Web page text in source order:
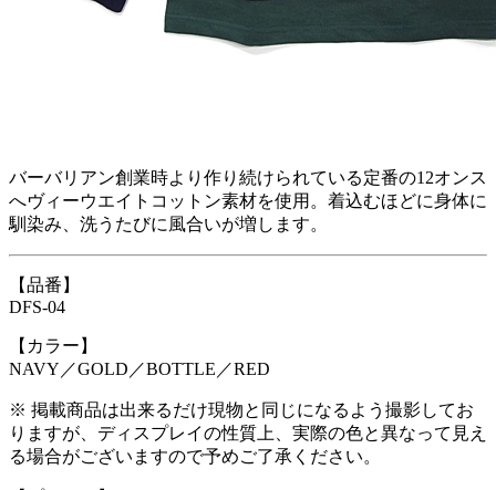
バーバリアン創業時より作り続けられている定番の12オンス
へヴィーウエイトコットン素材を使用。着込むほどに身体に
馴染み、洗うたびに風合いが増します。
【品番】
DFS-04
【カラー】
NAVY／GOLD／BOTTLE／RED
※ 掲載商品は出来るだけ現物と同じになるよう撮影してお
りますが、ディスプレイの性質上、実際の色と異なって見え
る場合がございますので予めご了承ください。